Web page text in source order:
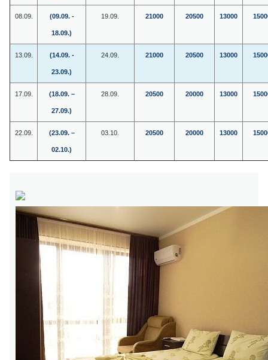
08.09. (09.09. -
18.09.)
19.09. 21000 20500 13000
13.09. (14.09. -
23.09.)
24.09. 21000 20500 13000
17.09. (18.09. –
27.09.)
28.09. 20500 20000 13000
22.09. (23.09. –
02.10.)
03.10. 20500 20000 13000